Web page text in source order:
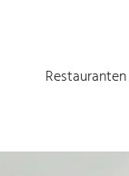
Restauranten